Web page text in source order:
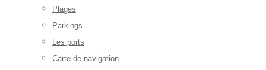
Plages
Parkings
Les ports
Carte de navigation